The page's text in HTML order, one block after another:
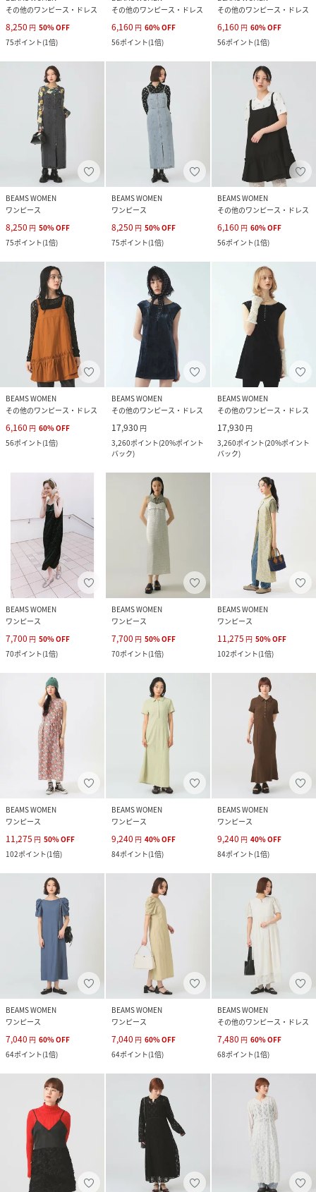
その他のワンピース・ドレス
8,250 円 50%OFF
75ポイント(1倍)
その他のワンピース・ドレス
6,160 円 60%OFF
56ポイント(1倍)
その他のワンピース・ドレス
6,160 円 60%OFF
56ポイント(1倍)
BEAMS WOMEN
ワンピース
8,250 円 50%OFF
75ポイント(1倍)
BEAMS WOMEN
ワンピース
8,250 円 50%OFF
75ポイント(1倍)
BEAMS WOMEN
その他のワンピース・ドレス
6,160 円 60%OFF
56ポイント(1倍)
BEAMS WOMEN
その他のワンピース・ドレス
6,160 円 60%OFF
56ポイント(1倍)
BEAMS WOMEN
その他のワンピース・ドレス
17,930 円
3,260ポイント(20%ポイント
バック)
BEAMS WOMEN
その他のワンピース・ドレス
17,930 円
3,260ポイント(20%ポイント
バック)
BEAMS WOMEN
ワンピース
7,700 円 50%OFF
70ポイント(1倍)
BEAMS WOMEN
ワンピース
7,700 円 50%OFF
70ポイント(1倍)
BEAMS WOMEN
ワンピース
11,275 円 50%OFF
102ポイント(1倍)
BEAMS WOMEN
ワンピース
11,275 円 50%OFF
102ポイント(1倍)
BEAMS WOMEN
ワンピース
9,240 円 40%OFF
84ポイント(1倍)
BEAMS WOMEN
ワンピース
9,240 円 40%OFF
84ポイント(1倍)
BEAMS WOMEN
ワンピース
7,040 円 60%OFF
64ポイント(1倍)
BEAMS WOMEN
ワンピース
7,040 円 60%OFF
64ポイント(1倍)
BEAMS WOMEN
その他のワンピース・ドレス
7,480 円 60%OFF
68ポイント(1倍)